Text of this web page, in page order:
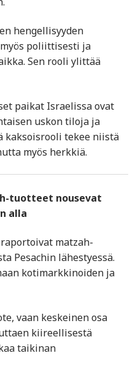
hengellisyyden
poliittisesti ja
Sen rooli ylittää
paikat Israelissa ovat
uskon tiloja ja
kaksoisrooli tekee niistä
myös herkkiä.
-tuotteet nousevat
alla
matzah-
Pesachin lähestyessä.
kotimarkkinoiden ja
vaan keskeinen osa
kiireellisestä
taikinan